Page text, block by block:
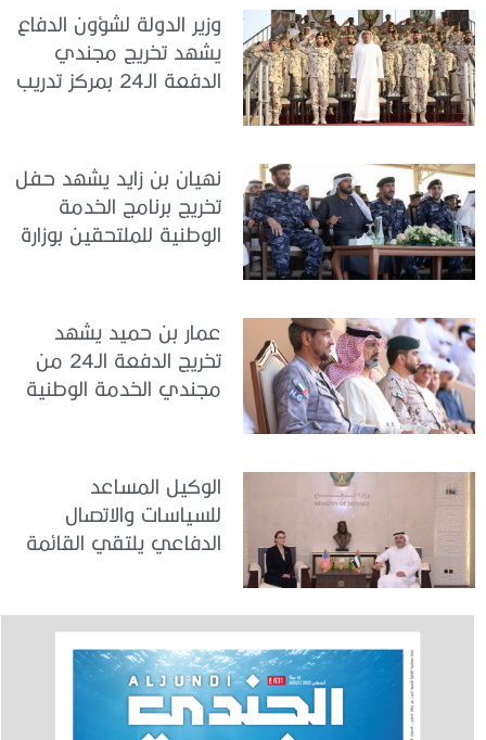
وزير الدولة لشؤون الدفاع
يشهد تخريج مجندي
الدفعة الـ24 بمركز تدريب
نهيان بن زايد يشهد حفل
تخريج برنامج الخدمة
الوطنية للملتحقين بوزارة
عمار بن حميد يشهد
تخريج الدفعة الـ24 من
مجندي الخدمة الوطنية
الوكيل المساعد
للسياسات والاتصال
الدفاعي يلتقي القائمة